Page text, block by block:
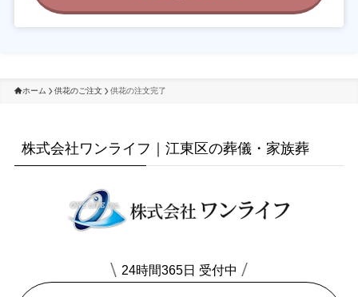
ホーム 供花のご注文 供花の注文完了
株式会社ワンライフ｜江東区の葬儀・家族葬
24時間365日 受付中